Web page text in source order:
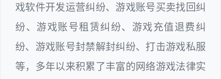
戏软件开发运营纠纷、游戏账号买卖找回纠
纷、游戏账号租赁纠纷、游戏充值退费纠
纷、游戏账号封禁解封纠纷、打击游戏私服
等，多年以来积累了丰富的网络游戏法律实